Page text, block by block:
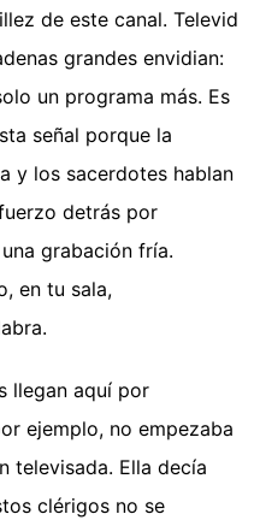
de este canal. Televid
grandes envidian:
un programa más. Es
señal porque la
y los sacerdotes hablan
detrás por
grabación fría.
en tu sala,
llegan aquí por
ejemplo, no empezaba
televisada. Ella decía
clérigos no se